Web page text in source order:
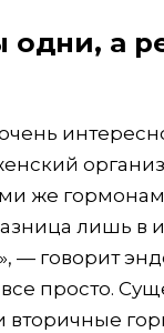
одни, а
же
лишь в
— говорит
просто.
вторичные